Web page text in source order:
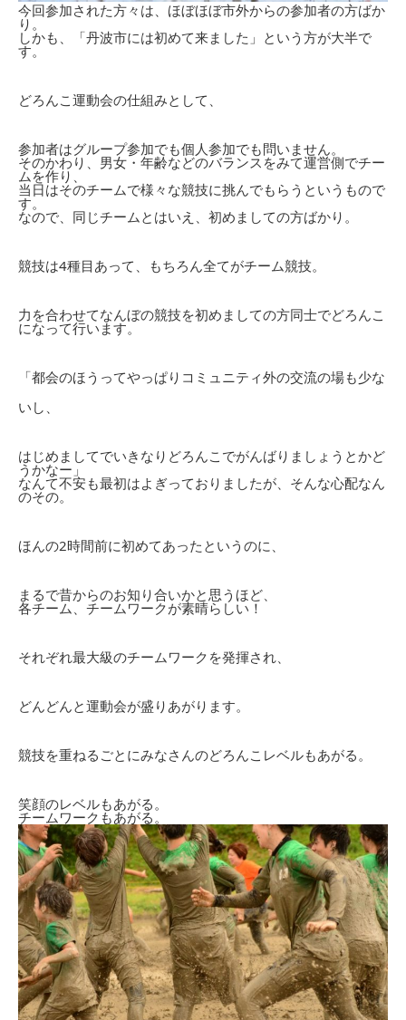
今回参加された方々は、ほぼほぼ市外からの参加者の方ばか
り。
しかも、「丹波市には初めて来ました」という方が大半で
す。
どろんこ運動会の仕組みとして、
参加者はグループ参加でも個人参加でも問いません。
そのかわり、男女・年齢などのバランスをみて運営側でチー
ムを作り、
当日はそのチームで様々な競技に挑んでもらうというもので
す。
なので、同じチームとはいえ、初めましての方ばかり。
競技は4種目あって、もちろん全てがチーム競技。
力を合わせてなんぼの競技を初めましての方同士でどろんこ
になって行います。
「都会のほうってやっぱりコミュニティ外の交流の場も少な
いし、
はじめましてでいきなりどろんこでがんばりましょうとかど
うかなー」
なんて不安も最初はよぎっておりましたが、そんな心配なん
のその。
ほんの2時間前に初めてあったというのに、
まるで昔からのお知り合いかと思うほど、
各チーム、チームワークが素晴らしい！
それぞれ最大級のチームワークを発揮され、
どんどんと運動会が盛りあがります。
競技を重ねるごとにみなさんのどろんこレベルもあがる。
笑顔のレベルもあがる。
チームワークもあがる。